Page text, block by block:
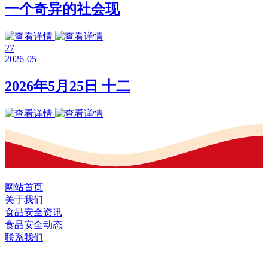
一个奇异的社会现
27
2026-05
2026年5月25日 十二
网站首页
关于我们
食品安全资讯
食品安全动态
联系我们